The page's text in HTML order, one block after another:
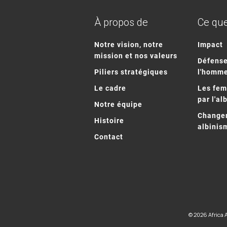
À propos de
Notre vision, notre
mission et nos valeurs
Piliers stratégiques
Le cadre
Notre équipe
Histoire
Contact
Ce
Impact
Les
par
© 2026 Africa